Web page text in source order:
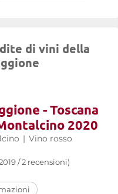
di vini della
- Toscana
2020
| Vino rosso
/ 2 recensioni)